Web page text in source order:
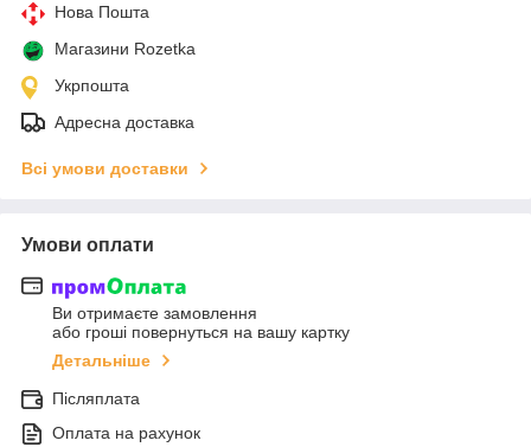
Нова Пошта
Магазини Rozetka
Укрпошта
Адресна доставка
Всі умови доставки
Умови оплати
Ви отримаєте замовлення
або гроші повернуться на вашу картку
Детальніше
Післяплата
Оплата на рахунок